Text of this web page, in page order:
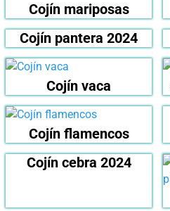
Cojín mariposas
Cojín pantera 2024
Cojín vaca
Cojín flamencos
Cojín cebra 2024